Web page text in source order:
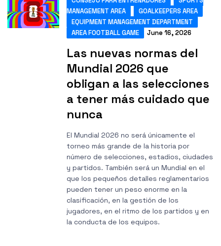
MANAGEMENT AREA
GOALKEEPERS AREA
EQUIPMENT MANAGEMENT DEPARTMENT
AREA FOOTBALL GAME
June 16, 2026
Las nuevas normas del
Mundial 2026 que
obligan a las selecciones
a tener más cuidado que
nunca
El Mundial 2026 no será únicamente el
torneo más grande de la historia por
número de selecciones, estadios, ciudades
y partidos. También será un Mundial en el
que los pequeños detalles reglamentarios
pueden tener un peso enorme en la
clasificación, en la gestión de los
jugadores, en el ritmo de los partidos y en
la conducta de los equipos.